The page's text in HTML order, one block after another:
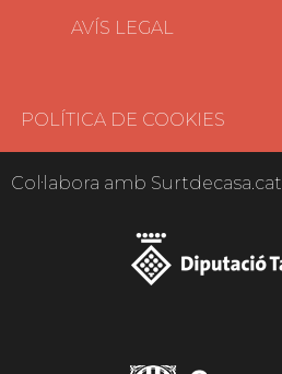
AVÍS LEGAL
POLÍTICA DE COOKIES
Col·labora amb Surtdecasa.cat